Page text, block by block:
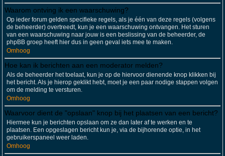
Waarom ontving ik een waarschuwing?
Op ieder forum gelden specifieke regels, als je één van deze regels (volgens
de beheerder) overtreedt, kun je een waarschuwing ontvangen. Het sturen
van een waarschuwing naar jouw is een beslissing van de beheerder, de
phpBB groep heeft hier dus in geen geval iets mee te maken.
Omhoog
Hoe kan ik berichten aan een moderator melden?
Als de beheerder het toelaat, kun je op de hiervoor dienende knop klikken bij
het bericht. Als je hierop geklikt hebt, moet je een paar nodige stappen volgen
om de melding te versturen.
Omhoog
Waarvoor dient de "opslaan" knop bij het plaatsen van een bericht?
Hiermee kun je berichten opslaan om ze dan later af te werken en te
plaatsen. Een opgeslagen bericht kun je, via de bijhorende optie, in het
gebruikerspaneel weer laden.
Omhoog